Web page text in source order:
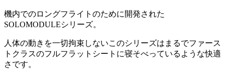
機内でのロングフライトのために開発された
SOLOMODULEシリーズ。
人体の動きを一切拘束しないこのシリーズはまるでファース
トクラスのフルフラットシートに寝そべっているような快適
さです。